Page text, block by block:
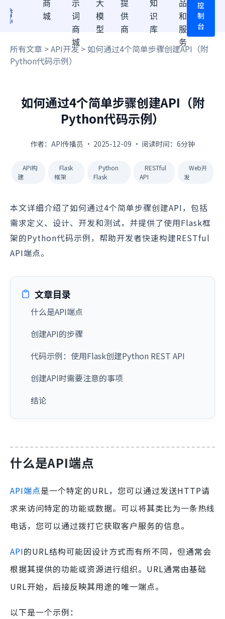
商
城
示
词
商
城
大
模
型
提
供
商
知
识
库
品
和
服
务
控
制
台
所有文章 >API开发> 如何通过4个简单步骤创建API（附
Python代码示例）
如何通过4个简单步骤创建API（附
Python代码示例）
作者：API传播员 · 2025-12-09 · 阅读时间：6分钟
API构
建
Flask
框架
Python
Flask
RESTful
API
Web开
发
本文详细介绍了如何通过4个简单步骤创建API，包括
需求定义、设计、开发和测试，并提供了使用Flask框
架的Python代码示例，帮助开发者快速构建RESTful
API端点。
文章目录
什么是API端点
创建API的步骤
代码示例：使用Flask创建Python REST API
创建API时需要注意的事项
结论
什么是API端点
API端点是一个特定的URL，您可以通过发送HTTP请
求来访问特定的功能或数据。可以将其类比为一条热线
电话，您可以通过拨打它获取客户服务的信息。
API的URL结构可能因设计方式而有所不同，但通常会
根据其提供的功能或资源进行组织。URL通常由基础
URL开始，后接反映其用途的唯一端点。
以下是一个示例：